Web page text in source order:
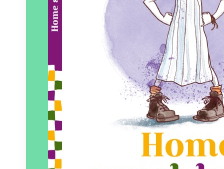
Pierredeplumes
31/05/2023